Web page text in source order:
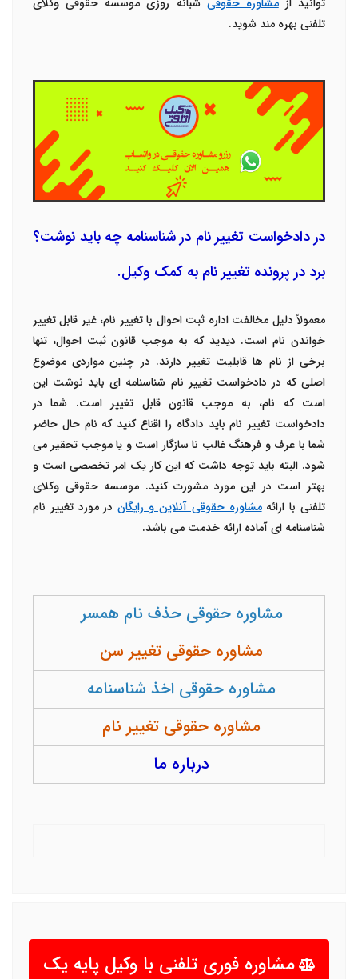
تلفنی بهره مند شوید.
در دادخواست تغییر نام در شناسنامه چه باید نوشت؟
برد در پرونده تغییر نام به کمک وکیل.
معمولاً دلیل مخالفت اداره ثبت احوال با تغییر نام، غیر قابل تغییر
خواندن نام است. دیدید که به موجب قانون ثبت احوال، تنها
برخی از نام ها قابلیت تغییر دارند. در چنین مواردی موضوع
اصلی که در دادخواست تغییر نام شناسنامه ای باید نوشت این
است که نام، به موجب قانون قابل تغییر است. شما در
دادخواست تغییر نام باید دادگاه را اقناع کنید که نام حال حاضر
شما با عرف و فرهنگ غالب نا سازگار است و یا موجب تحقیر می
شود. البته باید توجه داشت که این کار یک امر تخصصی است و
بهتر است در این مورد مشورت کنید. موسسه حقوقی وکلای
تلفنی با ارائهمشاوره حقوقی آنلاین و رایگاندر مورد تغییر نام
شناسنامه ای آماده ارائه خدمت می باشد.
مشاوره حقوقی حذف نام همسر
مشاوره حقوقی تغییر سن
مشاوره حقوقی اخذ شناسنامه
مشاوره حقوقی تغییر نام
درباره ما
مشاوره فوری تلفنی با وکیل پایه یک